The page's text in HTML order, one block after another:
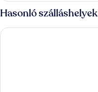
Hasonló szálláshelyek
Grupotel Imperio Playa